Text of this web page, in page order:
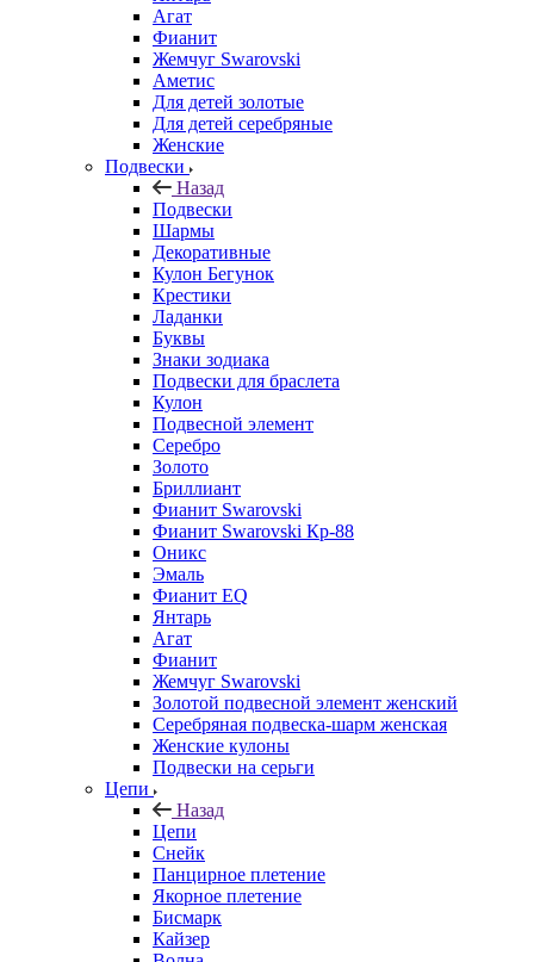
Агат
Фианит
Жемчуг Swarovski
Аметис
Для детей золотые
Для детей серебряные
Женские
Подвески
Назад
Подвески
Шармы
Декоративные
Кулон Бегунок
Крестики
Ладанки
Буквы
Знаки зодиака
Подвески для браслета
Кулон
Подвесной элемент
Серебро
Золото
Бриллиант
Фианит Swarovski
Фианит Swarovski Кр-88
Оникс
Эмаль
Фианит EQ
Янтарь
Агат
Фианит
Жемчуг Swarovski
Золотой подвесной элемент женcкий
Серебряная подвеска-шарм женская
Женские кулоны
Подвески на серьги
Цепи
Назад
Цепи
Снейк
Панцирное плетение
Якорное плетение
Бисмарк
Кайзер